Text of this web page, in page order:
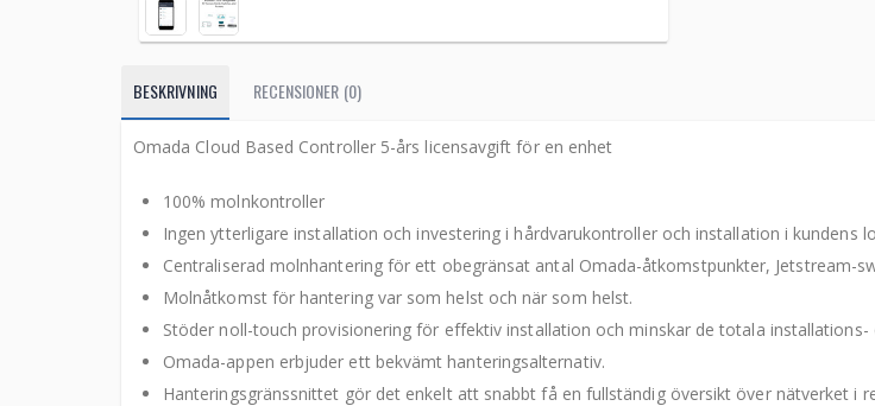
BESKRIVNING RECENSIONER (0)
Omada Cloud Based Controller 5-års licensavgift för en enhet
100% molnkontroller
Ingen ytterligare installation och investering i hårdvarukontroller och installation i kundens
Centraliserad molnhantering för ett obegränsat antal Omada-åtkomstpunkter, Jetstream-
Molnåtkomst för hantering var som helst och när som helst.
Stöder noll-touch provisionering för effektiv installation och minskar de totala installations-
Omada-appen erbjuder ett bekvämt hanteringsalternativ.
Hanteringsgränssnittet gör det enkelt att snabbt få en fullständig översikt över nätverket i